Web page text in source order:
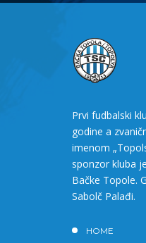
Prvi fudbalski
godine a
imenom
sponzor kluba
Bačke Topole.
Sabolč Palađi.
HOME